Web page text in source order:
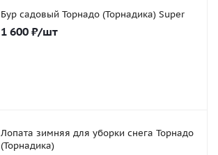
Бур садовый Торнадо (Торнадика) Super
1 600 ₽/шт
Лопата зимняя для уборки снега Торнадо
(Торнадика)